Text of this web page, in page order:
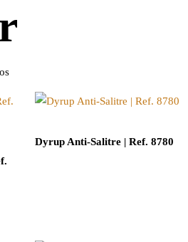
Dyrup Anti-Salitre | Ref. 8780